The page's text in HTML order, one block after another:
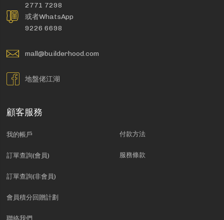
2771 7298
或者WhatsApp
9226 6698
mall@builderhood.com
地盤佬江湖
顧客服務
我的帳戶
訂單查詢(會員)
訂單查詢(非會員)
會員積分回贈計劃
聯絡我們
付款方法
服務條款